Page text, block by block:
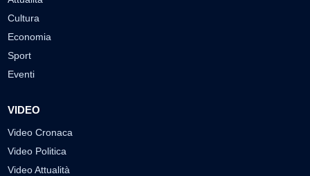
Cultura
Economia
Sport
Eventi
VIDEO
Video Cronaca
Video Politica
Video Attualità